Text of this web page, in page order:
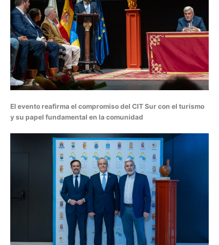
El evento reafirma el compromiso del CIT Sur con el turismo
y su papel fundamental en la comunidad